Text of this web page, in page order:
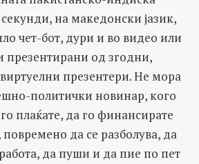
на македонски јазик,
чет-бот, дури и во видео или
презентирани од згодни,
презентери. Не мора
политички новинар, кого
плаќате, да го финансирате
да се разболува, да
да пуши и да пие по пет